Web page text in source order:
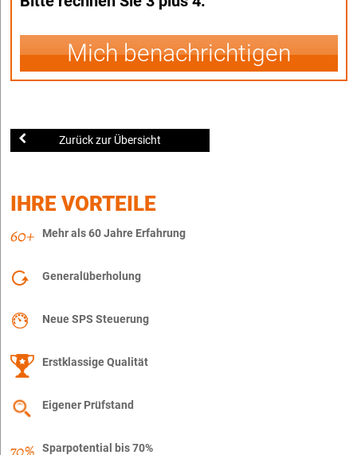
Mich benachrichtigen
Zurück zur Übersicht
IHRE VORTEILE
Mehr als 60 Jahre Erfahrung
Generalüberholung
Neue SPS Steuerung
Erstklassige Qualität
Eigener Prüfstand
Sparpotential bis 70%